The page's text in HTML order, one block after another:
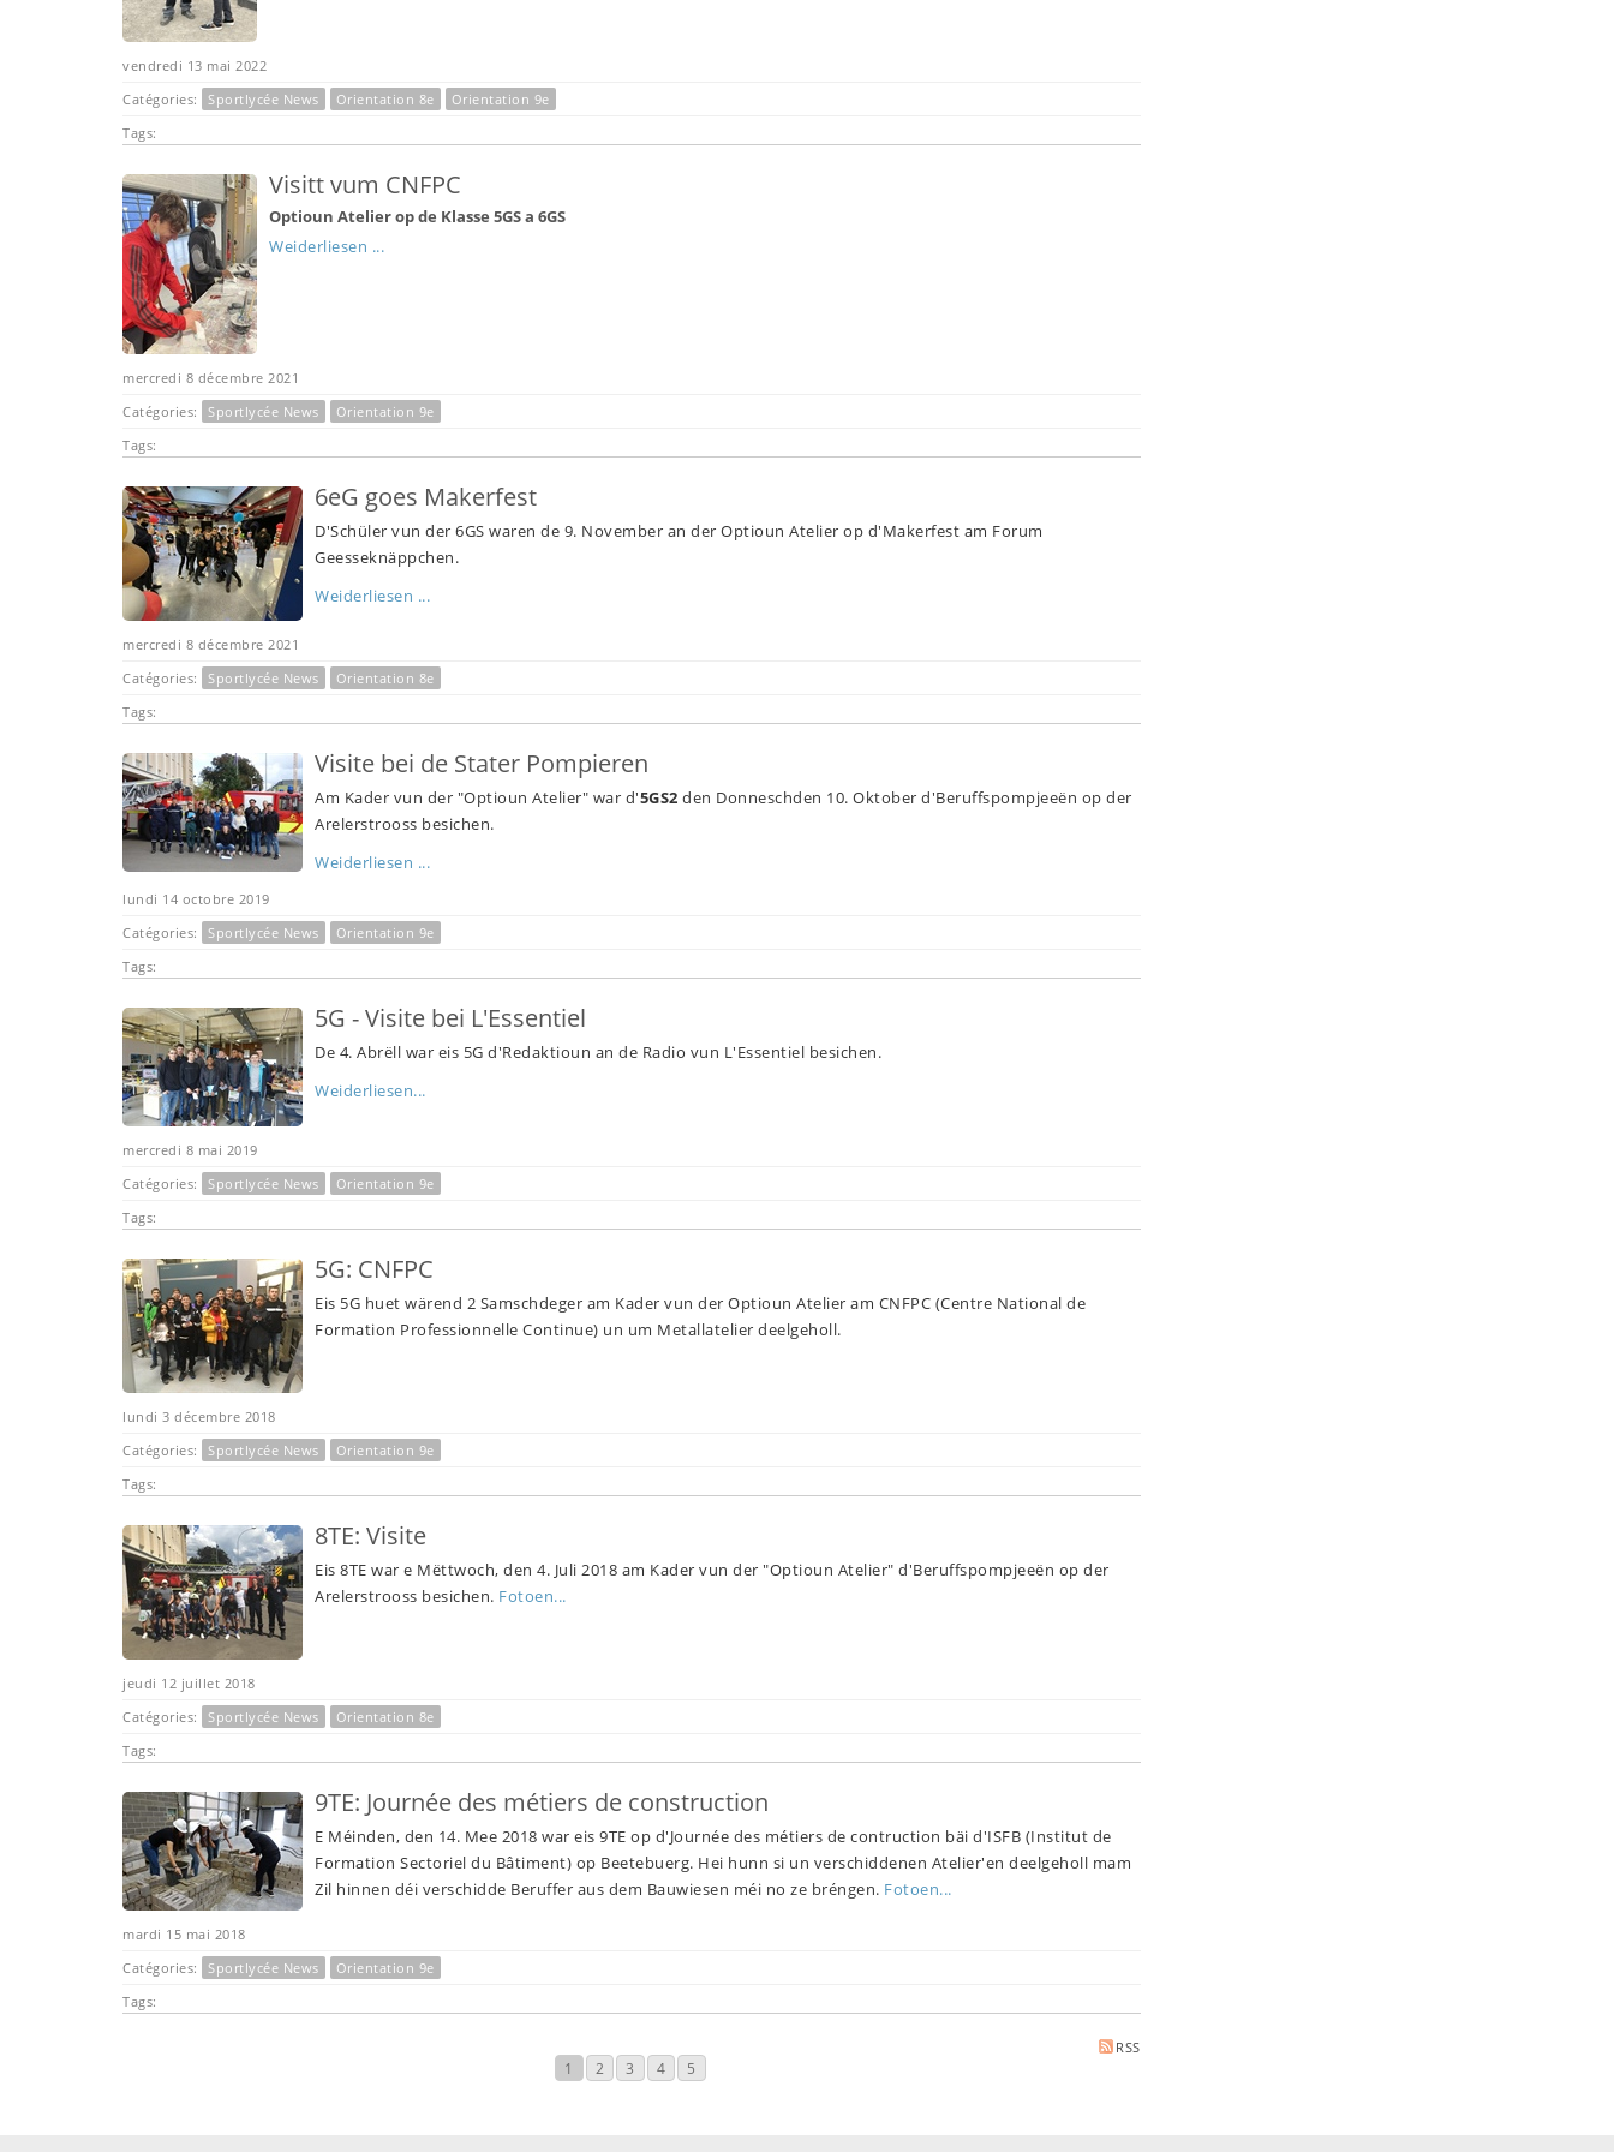
vendredi 13 mai 2022
Catégories:
Sportlycée News Orientation 8e
Orientation 9e
Tags:
Visitt vum CNFPC
Optioun Atelier op de Klasse 5GS a 6GS
Weiderliesen ...
mercredi 8 décembre 2021
Catégories:
Sportlycée News
Orientation 9e
Tags:
6eG goes Makerfest
D'Schüler vun der 6GS waren de 9. November an der Optioun Atelier op d'Makerfest am Forum
Geesseknäppchen.
Weiderliesen ...
mercredi 8 décembre 2021
Catégories:
Sportlycée News
Orientation 8e
Tags:
Visite bei de Stater Pompieren
Am Kader vun der "Optioun Atelier" war d'5GS2 den Donneschden 10. Oktober d'Beruffspompjeeën op der
Arelerstrooss besichen.
Weiderliesen ...
lundi 14 octobre 2019
Catégories:
Sportlycée News
Orientation 9e
Tags:
5G - Visite bei L'Essentiel
De 4. Abrëll war eis 5G d'Redaktioun an de Radio vun L'Essentiel besichen.
Weiderliesen...
mercredi 8 mai 2019
Catégories:
Sportlycée News
Orientation 9e
Tags:
5G: CNFPC
Eis 5G huet wärend 2 Samschdeger am Kader vun der Optioun Atelier am CNFPC (Centre National de
Formation Professionnelle Continue) un um Metallatelier deelgeholl.
lundi 3 décembre 2018
Catégories:
Sportlycée News
Orientation 9e
Tags:
8TE: Visite
Eis 8TE war e Mëttwoch, den 4. Juli 2018 am Kader vun der "Optioun Atelier" d'Beruffspompjeeën op der
Arelerstrooss besichen. Fotoen...
jeudi 12 juillet 2018
Catégories:
Sportlycée News
Orientation 8e
Tags:
9TE: Journée des métiers de construction
E Méinden, den 14. Mee 2018 war eis 9TE op d'Journée des métiers de contruction bäi d'ISFB (Institut de
Formation Sectoriel du Bâtiment) op Beetebuerg. Hei hunn si un verschiddenen Atelier'en deelgeholl mam
Zil hinnen déi verschidde Beruffer aus dem Bauwiesen méi no ze bréngen. Fotoen...
mardi 15 mai 2018
Catégories:
Sportlycée News
Orientation 9e
Tags:
RSS
1 2 3 4 5